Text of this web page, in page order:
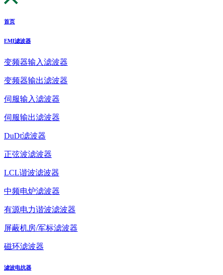
首页
EMI滤波器
变频器输入滤波器
变频器输出滤波器
伺服输入滤波器
伺服输出滤波器
DuDt滤波器
正弦波滤波器
LCL谐波滤波器
中频电炉滤波器
有源电力谐波滤波器
屏蔽机房/军标滤波器
磁环滤波器
滤波电抗器